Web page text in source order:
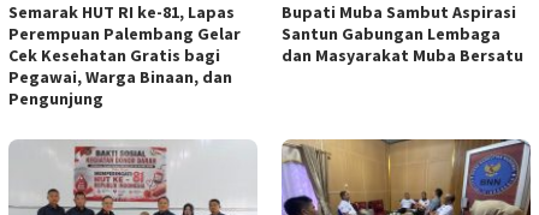
Semarak HUT RI ke-81, Lapas
Perempuan Palembang Gelar
Cek Kesehatan Gratis bagi
Pegawai, Warga Binaan, dan
Pengunjung
Bupati Muba Sambut Aspirasi
Santun Gabungan Lembaga
dan Masyarakat Muba Bersatu